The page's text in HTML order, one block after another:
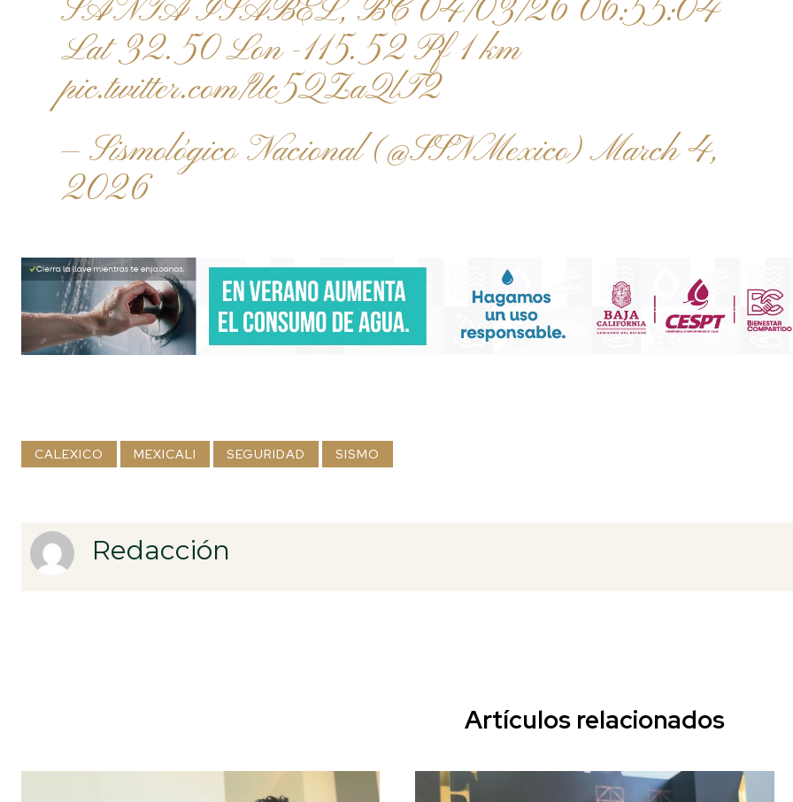
SANTA ISABEL, BC 04/03/26 06:55:04
Lat 32.50 Lon -115.52 Pf 1 km
pic.twitter.com/Uc5QZaQlT2
— Sismológico Nacional (@SSNMexico)March 4,
2026
CALEXICO MEXICALI SEGURIDAD SISMO
Redacción
Artículos relacionados